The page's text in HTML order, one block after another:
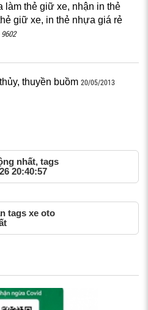
làm thẻ giữ xe, nhận in thẻ
giữ xe, in thẻ nhựa giá rẻ
9602
thuyền buồm 20/05/2013
nhất, tags
20:40:57
tags xe oto